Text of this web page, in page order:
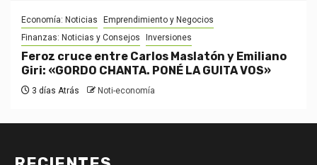
Economía: Noticias
Emprendimiento y Negocios
Finanzas: Noticias y Consejos
Inversiones
Feroz cruce entre Carlos Maslatón y Emiliano
Giri: «GORDO CHANTA. PONÉ LA GUITA VOS»
3 días Atrás Noti-economía